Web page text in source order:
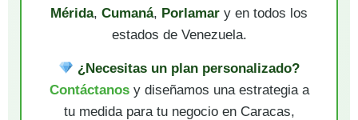
Mérida, Cumaná, Porlamar y en todos los
estados de Venezuela.
¿Necesitas un plan personalizado?
Contáctanosy diseñamos una estrategia a
tu medida para tu negocio en Caracas,